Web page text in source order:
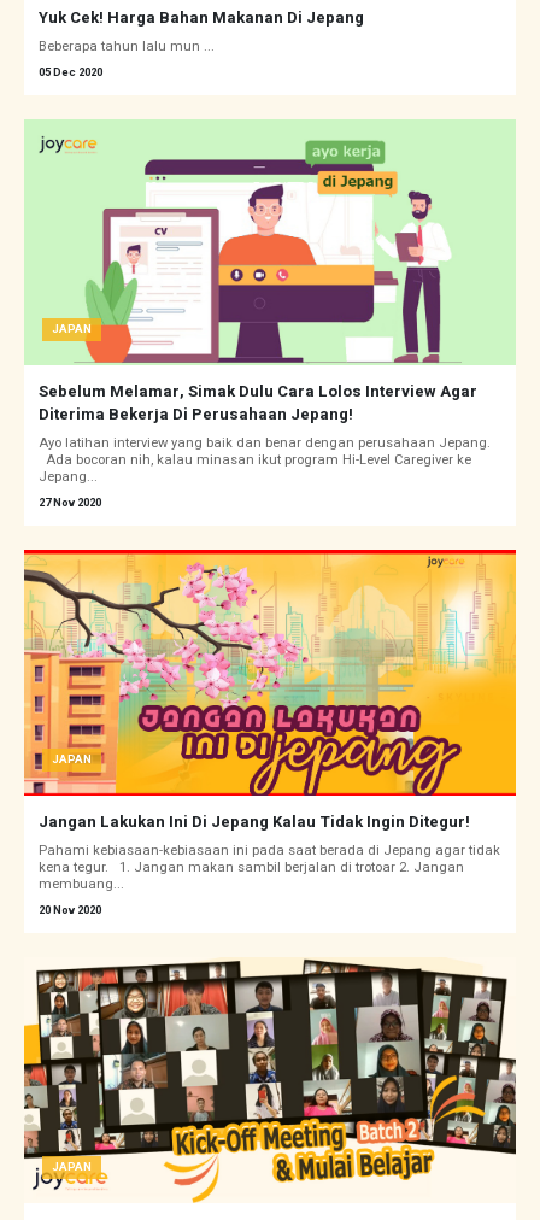
Yuk Cek! Harga Bahan Makanan Di Jepang
Beberapa tahun lalu mun ...
05 Dec 2020
JAPAN
Sebelum Melamar, Simak Dulu Cara Lolos Interview Agar
Diterima Bekerja Di Perusahaan Jepang!
Ayo latihan interview yang baik dan benar dengan perusahaan Jepang.
Ada bocoran nih, kalau minasan ikut program Hi-Level Caregiver ke
Jepang...
27 Nov 2020
JAPAN
Jangan Lakukan Ini Di Jepang Kalau Tidak Ingin Ditegur!
Pahami kebiasaan-kebiasaan ini pada saat berada di Jepang agar tidak
kena tegur. 1. Jangan makan sambil berjalan di trotoar 2. Jangan
membuang...
20 Nov 2020
JAPAN